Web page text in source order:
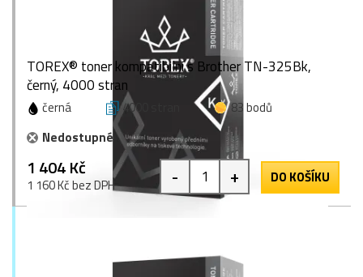
TOREX® toner kompatibilní s Brother TN-325Bk,
černý, 4000 stran
černá 4000 stran
83 bodů
Nedostupné
1 404 Kč
1 160 Kč bez DPH - + DO KOŠÍKU